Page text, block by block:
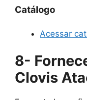
Catálogo
Acessar
8-
Clovis